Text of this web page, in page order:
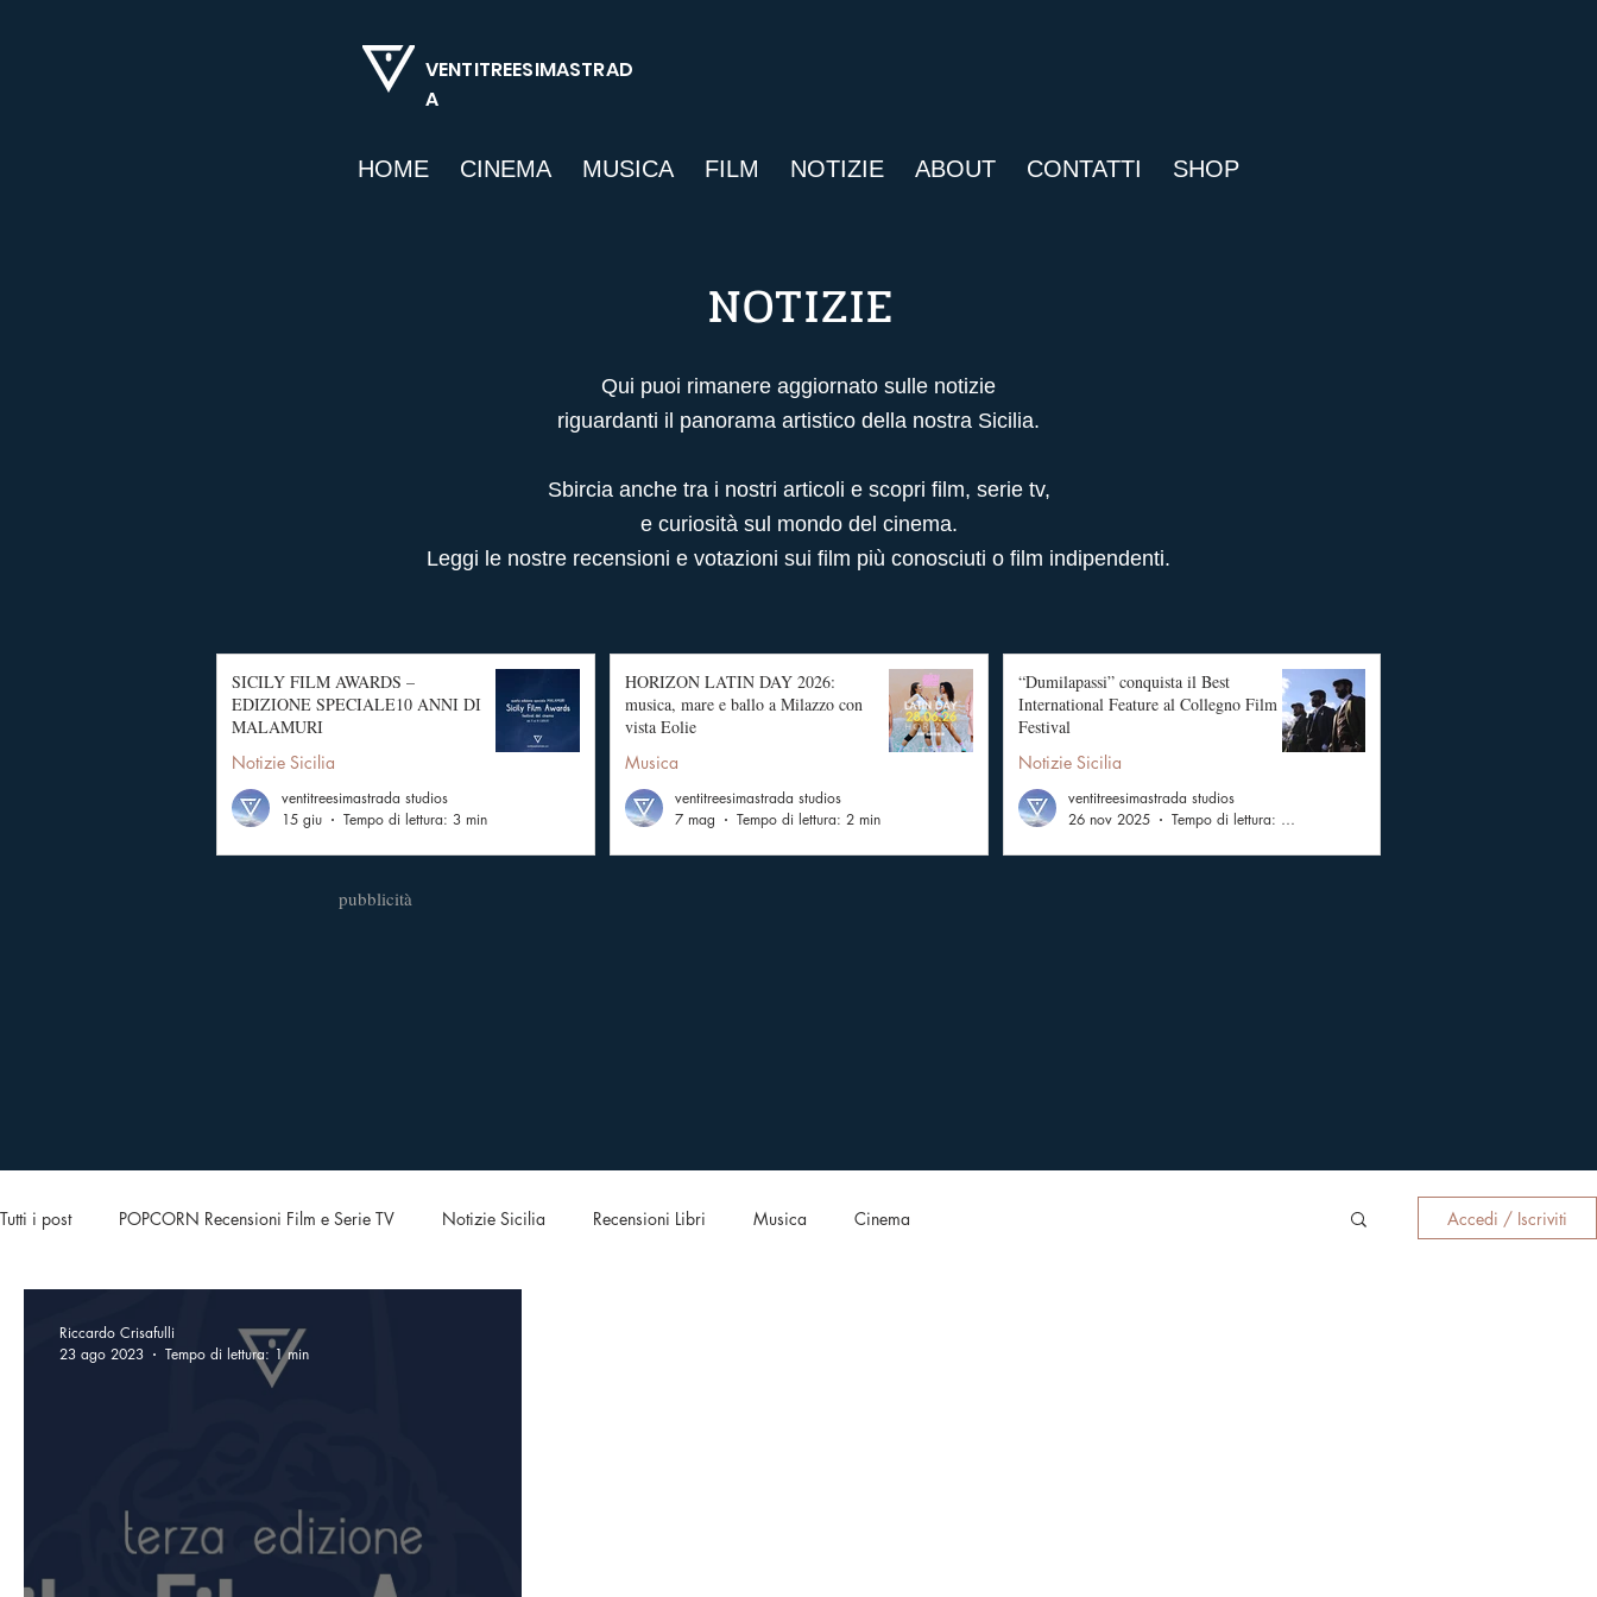
VENTITREESIMASTRAD
A
HOME CINEMA MUSICA FILM NOTIZIE ABOUT CONTATTI SHOP
NOTIZIE
Qui puoi rimanere aggiornato sulle notizie
riguardanti il panorama artistico della nostra Sicilia.
Sbircia anche tra i nostri articoli e scopri film, serie tv,
e curiosità sul mondo del cinema.
Leggi le nostre recensioni e votazioni sui film più conosciuti o film indipendenti.
SICILY FILM AWARDS –
EDIZIONE SPECIALE10 ANNI DI
MALAMURI
Notizie Sicilia
ventitreesimastrada studios
15 giu
Tempo di lettura: 3 min
HORIZON LATIN DAY 2026:
musica, mare e ballo a Milazzo con
vista Eolie
Musica
ventitreesimastrada studios
7 mag
Tempo di lettura: 2 min
“Dumilapassi” conquista il Best
International Feature al Collegno Film
Festival
Notizie Sicilia
ventitreesimastrada studios
26 nov 2025
Tempo di lettura: 2 min
pubblicità
Tutti i post POPCORN Recensioni Film e Serie TV Notizie Sicilia Recensioni Libri Musica Cinema Accedi / Iscriviti
Riccardo Crisafulli
23 ago 2023
Tempo di lettura: 1 min